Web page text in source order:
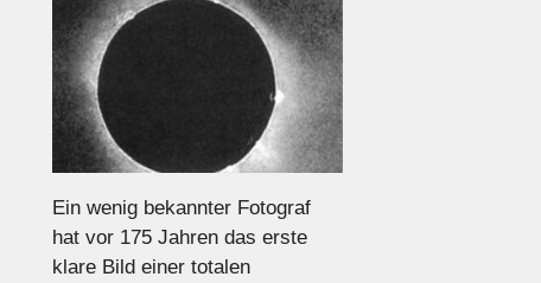
Ein wenig bekannter Fotograf
hat vor 175 Jahren das erste
klare Bild einer totalen